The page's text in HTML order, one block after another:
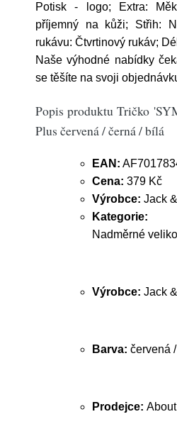
Potisk - logo; Extra:
příjemný na kůži; Střih:
rukávu: Čtvrtinový rukáv;
Naše výhodné nabídky
se těšíte na svoji
Popis produktu Tričko
Plus červená / černá / bílá
EAN:
Cena: 379 Kč
Výrobce: Jack
Kategorie:
Nadměrné
Výrobce: Jack
Barva: červená
Prodejce: